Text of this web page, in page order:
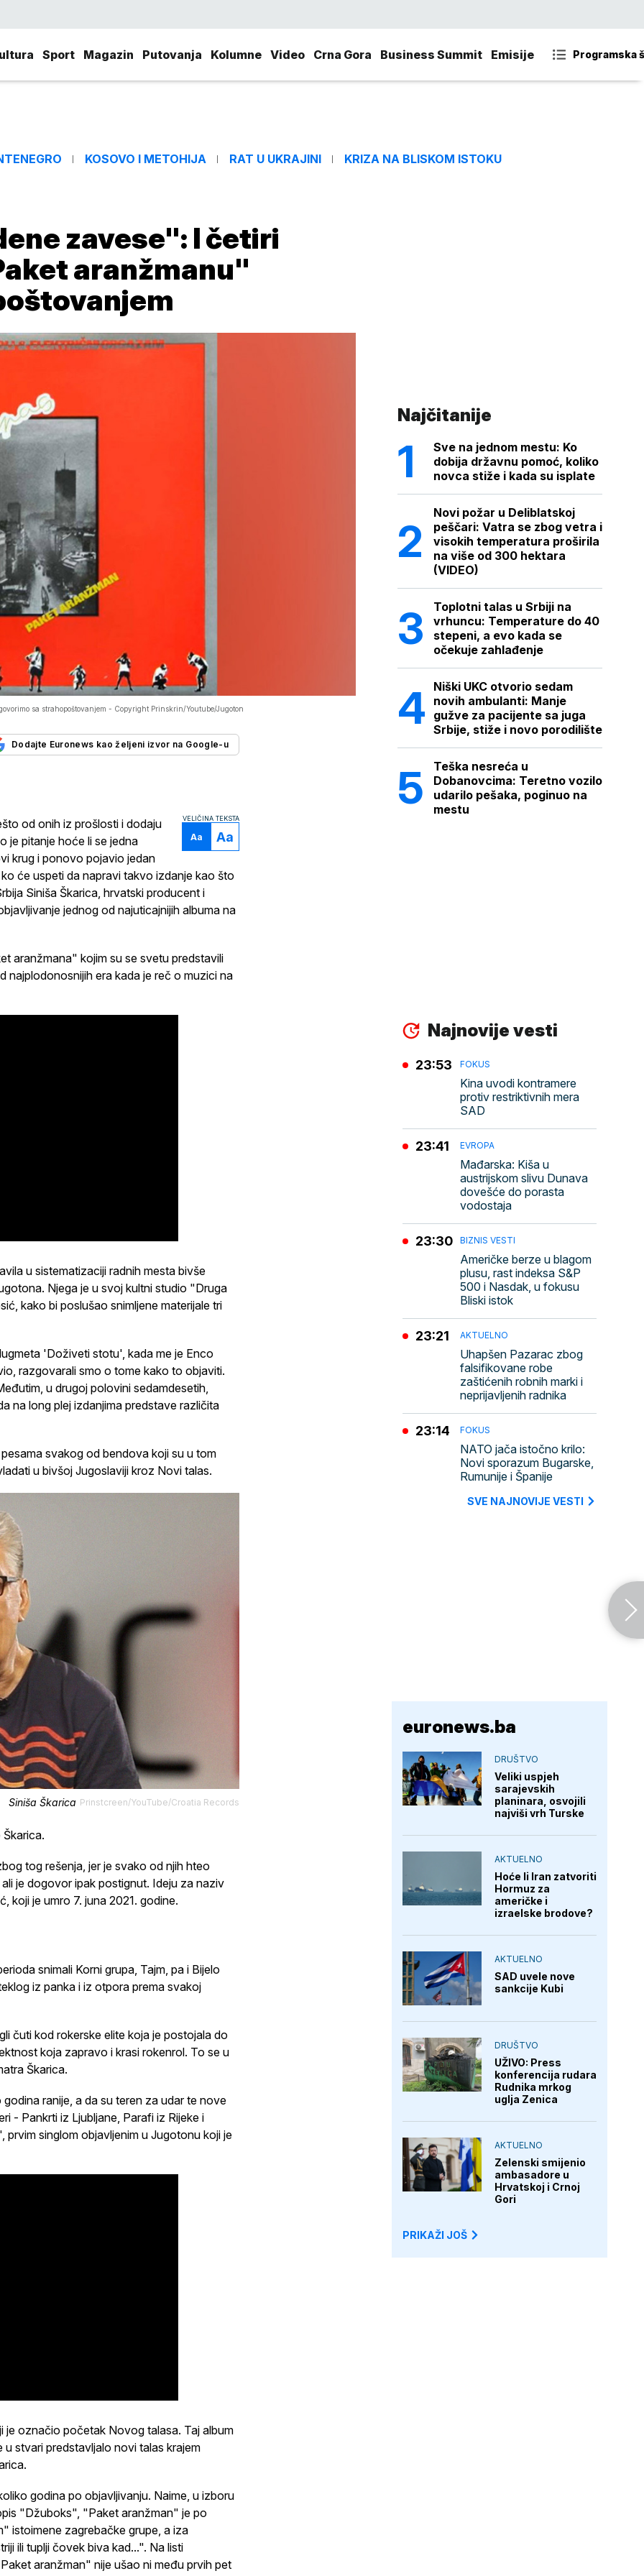
Sport Magazin Putovanja Kolumne Video Crna Gora Business Summit Emisije Programska
KOSOVO I METOHIJA RAT U UKRAJINI KRIZA NA BLISKOM ISTOKU
zavese": I četiri
aranžmanu"
sa strahopoštovanjem - Copyright Prinskrin/Youtube/Jugoton
Dodajte Euronews kao željeni izvor na Google-u
VELIČINA TEKSTA
Aa Aa
od onih iz prošlosti i dodaju
je pitanje hoće li se jedna
krug i ponovo pojavio jedan
će uspeti da napravi takvo izdanje kao što
Siniša Škarica, hrvatski producent i
jednog od najuticajnijih albuma na
aranžmana" kojim su se svetu predstavili
najplodonosnijih era kada je reč o muzici na
u sistematizaciji radnih mesta bivše
Njega je u svoj kultni studio "Druga
kako bi poslušao snimljene materijale tri
'Doživeti stotu', kada me je Enco
razgovarali smo o tome kako to objaviti.
u drugoj polovini sedamdesetih,
na long plej izdanjima predstave različita
svakog od bendova koji su u tom
u bivšoj Jugoslaviji kroz Novi talas.
Prinstcreen/YouTube/Croatia Records
Siniša Škarica
tog rešenja, jer je svako od njih hteo
je dogovor ipak postignut. Ideju za naziv
koji je umro 7. juna 2021. godine.
snimali Korni grupa, Tajm, pa i Bijelo
iz panka i iz otpora prema svakoj
čuti kod rokerske elite koja je postojala do
koja zapravo i krasi rokenrol. To se u
Škarica.
ranije, a da su teren za udar te nove
- Pankrti iz Ljubljane, Parafi iz Rijeke i
prvim singlom objavljenim u Jugotonu koji je
je označio početak Novog talasa. Taj album
u stvari predstavljalo novi talas krajem
godina po objavljivanju. Naime, u izboru
"Džuboks", "Paket aranžman" je po
istoimene zagrebačke grupe, a iza
ili tuplji čovek biva kad...". Na listi
aranžman" nije ušao ni među prvih pet
Najčitanije
Sve na jednom mestu: Ko
dobija državnu pomoć, koliko
novca stiže i kada su isplate
Novi požar u Deliblatskoj
peščari: Vatra se zbog vetra i
visokih temperatura proširila
na više od 300 hektara
(VIDEO)
Toplotni talas u Srbiji na
vrhuncu: Temperature do 40
stepeni, a evo kada se
očekuje zahlađenje
Niški UKC otvorio sedam
novih ambulanti: Manje
gužve za pacijente sa juga
Srbije, stiže i novo porodilište
Teška nesreća u
Dobanovcima: Teretno vozilo
udarilo pešaka, poginuo na
mestu
Najnovije vesti
FOKUS
Kina uvodi kontramere
protiv restriktivnih mera
SAD
23:53
EVROPA
Mađarska: Kiša u
austrijskom slivu Dunava
dovešće do porasta
vodostaja
23:41
BIZNIS VESTI
Američke berze u blagom
plusu, rast indeksa S&P
500 i Nasdak, u fokusu
Bliski istok
23:30
AKTUELNO
Uhapšen Pazarac zbog
falsifikovane robe
zaštićenih robnih marki i
neprijavljenih radnika
23:21
FOKUS
NATO jača istočno krilo:
Novi sporazum Bugarske,
Rumunije i Španije
23:14
SVE NAJNOVIJE VESTI
euronews.ba
DRUŠTVO
Veliki uspjeh
sarajevskih
planinara, osvojili
najviši vrh Turske
AKTUELNO
Hoće li Iran zatvoriti
Hormuz za
američke i
izraelske brodove?
AKTUELNO
SAD uvele nove
sankcije Kubi
DRUŠTVO
UŽIVO: Press
konferencija rudara
Rudnika mrkog
uglja Zenica
AKTUELNO
Zelenski smijenio
ambasadore u
Hrvatskoj i Crnoj
Gori
PRIKAŽI JOŠ